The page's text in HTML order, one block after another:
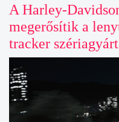
A Harley-
megerősítik a
tracker